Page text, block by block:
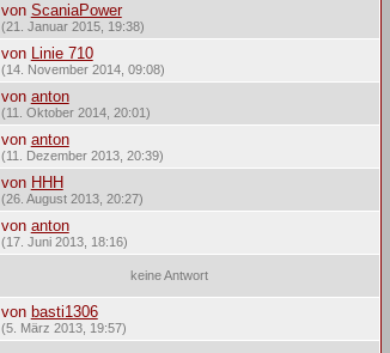
von ScaniaPower
(21. Januar 2015, 19:38)
von Linie 710
(14. November 2014, 09:08)
von anton
(11. Oktober 2014, 20:01)
von anton
(11. Dezember 2013, 20:39)
von HHH
(26. August 2013, 20:27)
von anton
(17. Juni 2013, 18:16)
keine Antwort
von basti1306
(5. März 2013, 19:57)